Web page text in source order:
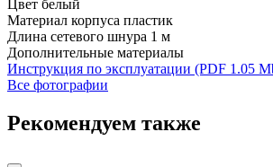
Цвет белый
Материал корпуса пластик
Длина сетевого шнура 1 м
Дополнительные материалы
Инструкция по эксплуатации (PDF 1.05
Все фотографии
Рекомендуем также